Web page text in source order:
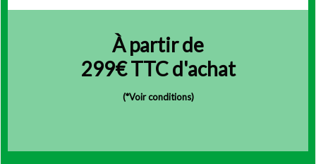
À partir de
299€ TTC d'achat
(*Voir conditions)